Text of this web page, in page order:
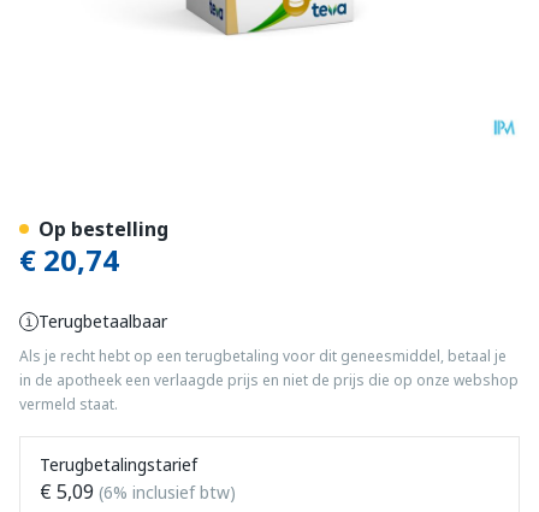
€ 20,74
Terugbetaalbaar
Als je recht hebt op een terugbetaling voor dit geneesmiddel, betaal je
in de apotheek een verlaagde prijs en niet de prijs die op onze webshop
vermeld staat.
Terugbetalingstarief
€ 5,09 (6% inclusief btw)
Op bestelling